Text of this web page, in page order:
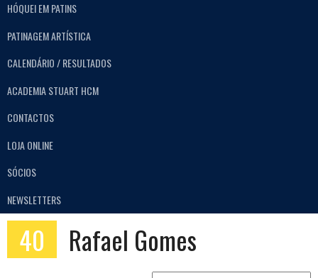
HÓQUEI EM PATINS
PATINAGEM ARTÍSTICA
CALENDÁRIO / RESULTADOS
ACADEMIA STUART HCM
CONTACTOS
LOJA ONLINE
SÓCIOS
NEWSLETTERS
40 Rafael Gomes